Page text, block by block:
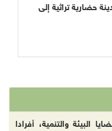
حضارية تراثية إلى
البيئة والتنمية، أفرادا